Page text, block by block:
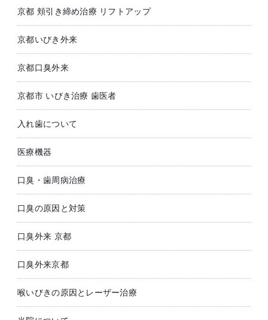
京都 頬引き締め治療 リフトアップ
京都いびき外来
京都口臭外来
京都市 いびき治療 歯医者
入れ歯について
医療機器
口臭・歯周病治療
口臭の原因と対策
口臭外来 京都
口臭外来京都
喉いびきの原因とレーザー治療